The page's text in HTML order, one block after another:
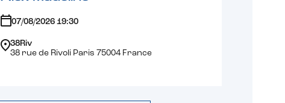
07/08/2026 19:30
38Riv
38 rue de Rivoli Paris 75004 France